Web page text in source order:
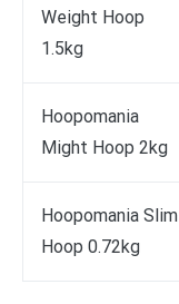
Weight Hoop
1.5kg
Hoopomania
Might Hoop 2kg
Hoopomania Slim
Hoop 0.72kg